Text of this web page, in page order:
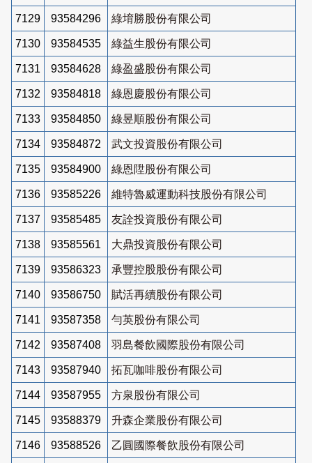
7129 93584296 綠堉勝股份有限公司
7130 93584535 綠益生股份有限公司
7131 93584628 綠盈盛股份有限公司
7132 93584818 綠恩慶股份有限公司
7133 93584850 綠昱順股份有限公司
7134 93584872 武文投資股份有限公司
7135 93584900 綠恩陞股份有限公司
7136 93585226 維特魯威運動科技股份有限公司
7137 93585485 友詮投資股份有限公司
7138 93585561 大鼎投資股份有限公司
7139 93586323 承豐控股股份有限公司
7140 93586750 賦活再續股份有限公司
7141 93587358 勻英股份有限公司
7142 93587408 羽島餐飲國際股份有限公司
7143 93587940 拓瓦咖啡股份有限公司
7144 93587955 方泉股份有限公司
7145 93588379 升森企業股份有限公司
7146 93588526 乙圓國際餐飲股份有限公司